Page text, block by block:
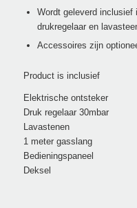
Wordt geleverd inclusief
drukregelaar en
Accessoires zijn
Product is inclusief
Elektrische ontsteker
Druk regelaar 30mbar
Lavastenen
1 meter gasslang
Bedieningspaneel
Deksel